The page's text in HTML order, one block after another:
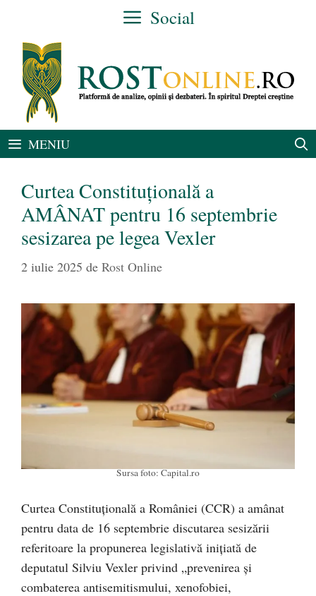
conținut
Social
MENIU
Curtea Constituțională a
AMÂNAT pentru 16 septembrie
sesizarea pe legea Vexler
2 iulie 2025 de Rost Online
Sursa foto: Capital.ro
Curtea Constituțională a României (CCR) a amânat
pentru data de 16 septembrie discutarea sesizării
referitoare la propunerea legislativă inițiată de
deputatul Silviu Vexler privind „prevenirea şi
combaterea antisemitismului, xenofobiei,